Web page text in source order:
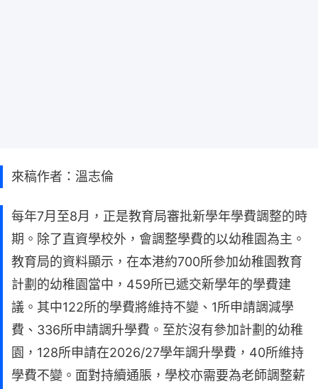
來稿作者：溫志倫
每年7月至8月，正是教育局審批新學年學費調整的時
期。除了直資學校外，會調整學費的以幼稚園為主。
教育局的資料顯示，在本港約700所參加幼稚園教育
計劃的幼稚園當中，459所已遞交新學年的學費建
議。其中122所的學費將維持不變、1所申請調減學
費、336所申請調升學費。至於沒有參加計劃的幼稚
園，128所申請在2026/27學年調升學費，40所維持
學費不變。面對持續通脹，學校亦需要為老師調整薪